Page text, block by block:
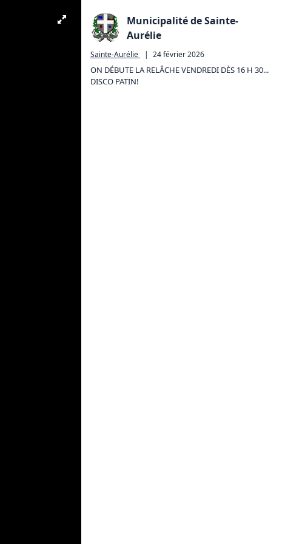
Municipalité de Sainte-
Aurélie
Sainte-Aurélie | 24 février 2026
ON DÉBUTE LA RELÂCHE VENDREDI DÈS 16 H 30...
DISCO PATIN!